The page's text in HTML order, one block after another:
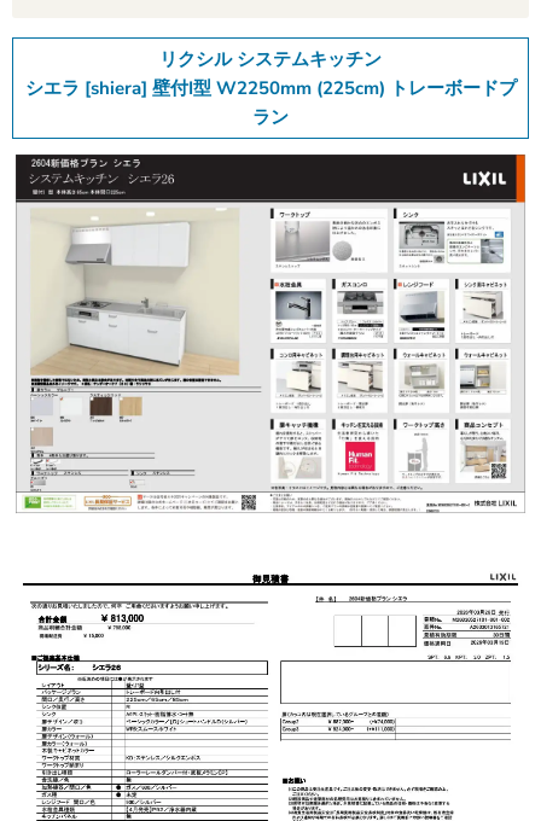
リクシル システムキッチン
シエラ [shiera] 壁付I型 W2250mm (225cm) トレーボードプ
ラン